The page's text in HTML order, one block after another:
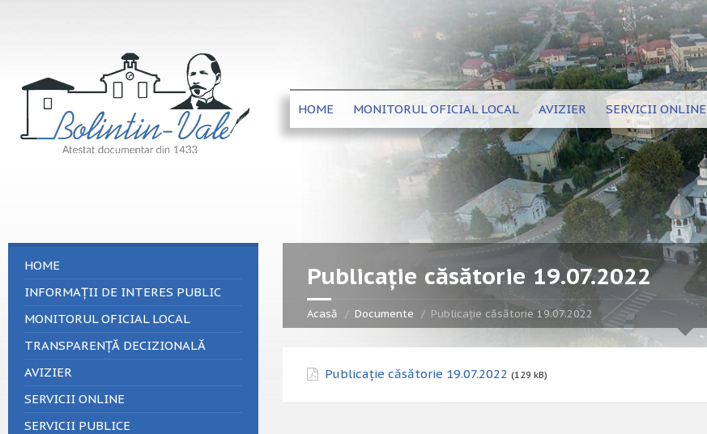
HOME MONITORUL OFICIAL LOCAL AVIZIER SERVICII ONLINE
Publicație căsătorie 19.07.2022
Acasă Documente Publicație căsătorie 19.07.2022
Publicație căsătorie 19.07.2022 (129 kB)
HOME
INFORMAȚII DE INTERES PUBLIC
MONITORUL OFICIAL LOCAL
TRANSPARENȚĂ DECIZIONALĂ
AVIZIER
SERVICII ONLINE
SERVICII PUBLICE